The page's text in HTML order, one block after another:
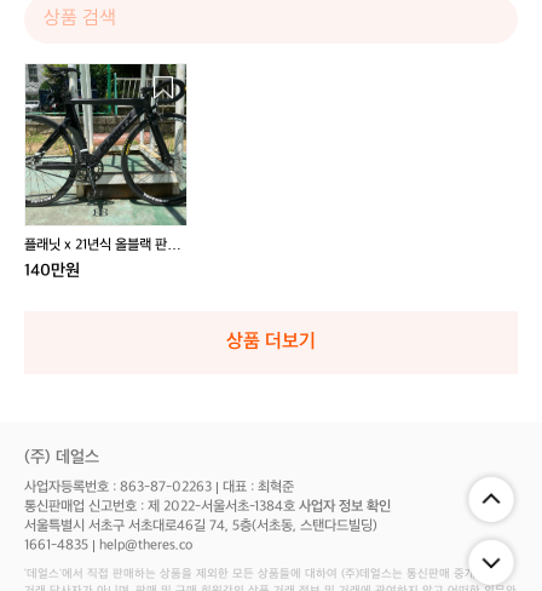
플
래
닛
x
2
1
년
식
올
블
플래닛 x 21년식 올블랙 판매
합니다
140만원
상품 더보기
(주) 데얼스
사업자등록번호 : 863-87-02263 대표 : 최혁준
통신판매업 신고번호 : 제 2022-서울서초-1384호 사업자 정보 확인
서울특별시 서초구 서초대로46길 74, 5층(서초동, 스탠다드빌딩)
1661-4835
help@theres.co
‘데얼스'에서 직접 판매하는 상품을 제외한 모든 상품들에 대하여 (주)데얼스는 통신판매 중개자로서